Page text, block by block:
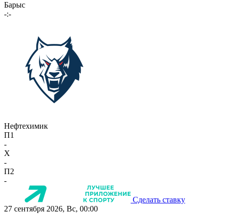
Барыс
-:-
Нефтехимик
П1
-
X
-
П2
-
Сделать ставку
27 сентября 2026, Вс, 00:00